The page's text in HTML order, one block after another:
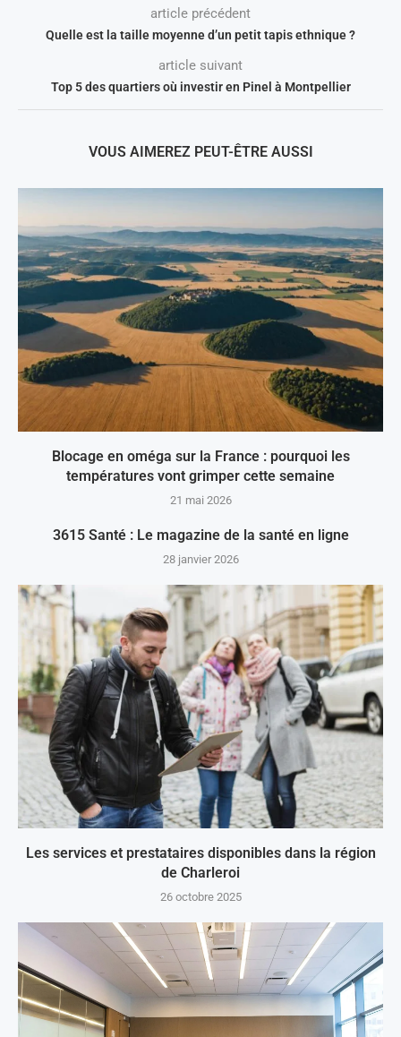
article précédent
Quelle est la taille moyenne d’un petit tapis ethnique ?
article suivant
Top 5 des quartiers où investir en Pinel à Montpellier
VOUS AIMEREZ PEUT-ÊTRE AUSSI
Blocage en oméga sur la France : pourquoi les
températures vont grimper cette semaine
21 mai 2026
3615 Santé : Le magazine de la santé en ligne
28 janvier 2026
Les services et prestataires disponibles dans la région
de Charleroi
26 octobre 2025